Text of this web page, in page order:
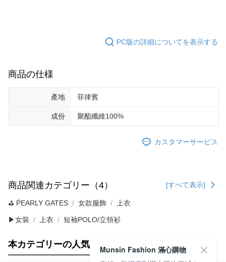
PC版の詳細についてを表示する
商品の仕様
產地 菲律賓
成份 聚酯纖維100%
カスタマーサービス
商品関連カテゴリー（4） [すべて表示]
⛳️ ṔEARLY GATES 女款服飾 上衣
▶女裝 上衣 短袖POLO/立領衫
本カテゴリーの人気商品 サイト全体のランキング
Munsin Fashion 滿心購物